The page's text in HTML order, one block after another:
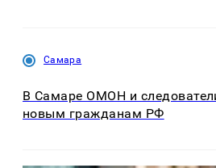
Самара
В Самаре ОМОН и
новым гражданам РФ